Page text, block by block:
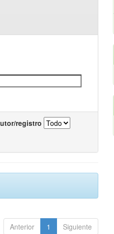
registro
Anterior 1 Siguiente